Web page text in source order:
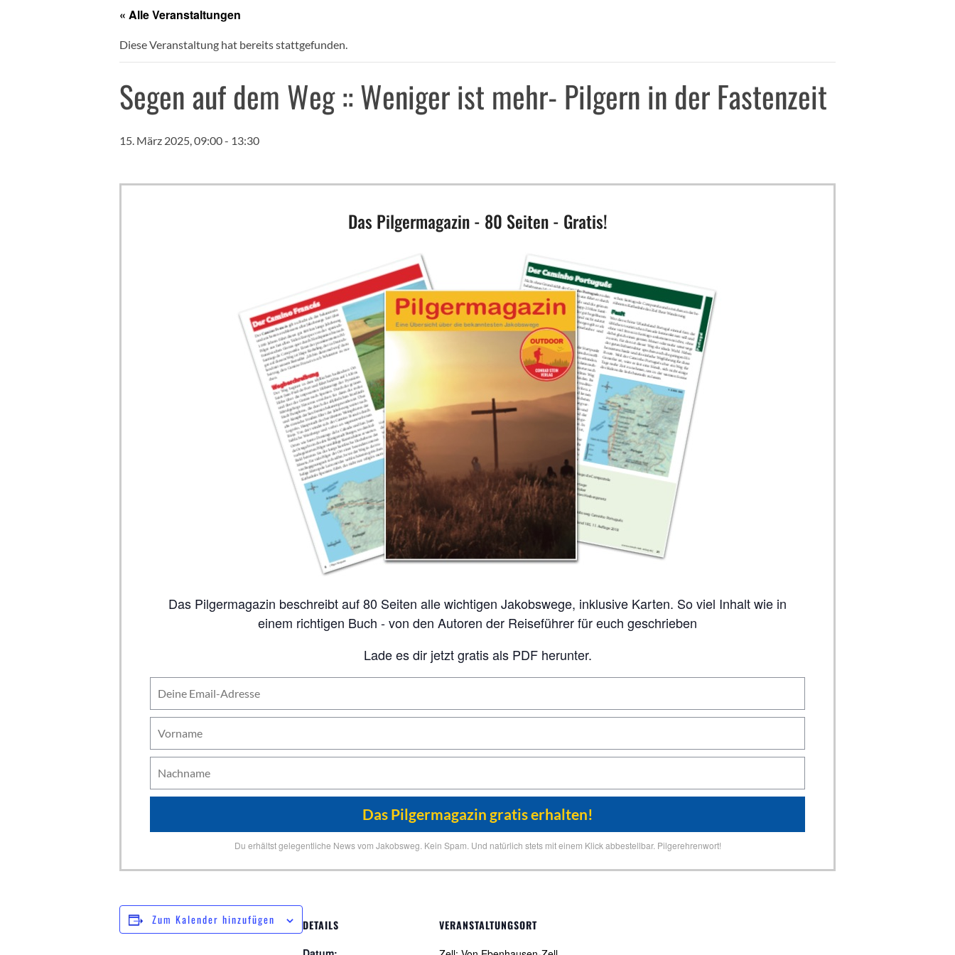
« Alle Veranstaltungen
Diese Veranstaltung hat bereits stattgefunden.
Segen auf dem Weg :: Weniger ist mehr- Pilgern in der Fastenzeit
15. März 2025, 09:00- 13:30
Das Pilgermagazin - 80 Seiten - Gratis!
Das Pilgermagazin beschreibt auf 80 Seiten alle wichtigen Jakobswege, inklusive Karten. So viel Inhalt wie in
einem richtigen Buch - von den Autoren der Reiseführer für euch geschrieben
Lade es dir jetzt gratis als PDF herunter.
Du erhältst gelegentliche News vom Jakobsweg. Kein Spam. Und natürlich stets mit einem Klick abbestellbar. Pilgerehrenwort!
Zum Kalender hinzufügen DETAILS VERANSTALTUNGSORT